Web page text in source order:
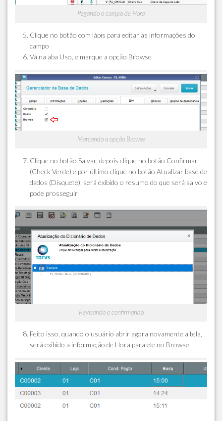
Pegando o campo de Hora
Clique no botão com lápis para editar as informações do
campo
Vá na aba Uso, e marque a opção Browse
Marcando a opção Browse
Clique no botão Salvar, depois clique no botão Confirmar
(Check Verde) e por último clique no botão Atualizar base de
dados (Disquete), será exibido o resumo do que será salvo e
pode prosseguir
Revisando e confirmando
Feito isso, quando o usuário abrir agora novamente a tela,
será exibido a informação de Hora para ele no Browse